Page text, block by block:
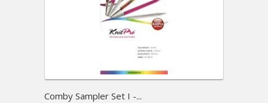
Comby Sampler Set I -...